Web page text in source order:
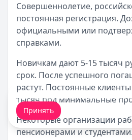
Совершеннолетие,
постоянная регистрация.
официальными или
справками.
Новичкам дают 5-15 тысяч
срок. После успешного
растут. Постоянные
тысяч под минимальные
Некоторые организации
пенсионерами и
Мы обрабатываем ваши
Принять